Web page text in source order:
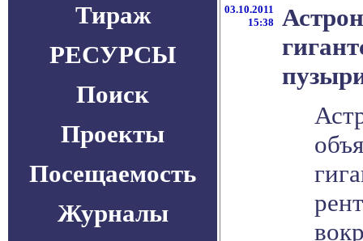
Тираж
РЕСУРСЫ
Поиск
Проекты
Посещаемость
Журналы
03.10.2011
15:38